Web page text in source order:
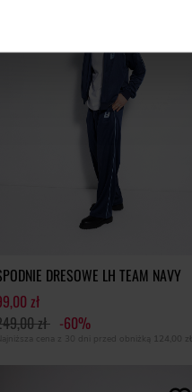
DRESOWE LH TEAM NAVY
zł
zł -60%
Najniższa cena z 30 dni przed obniżką 124,00 zł